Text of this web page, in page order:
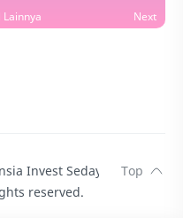
Next
Invest Sedaya.
reserved.